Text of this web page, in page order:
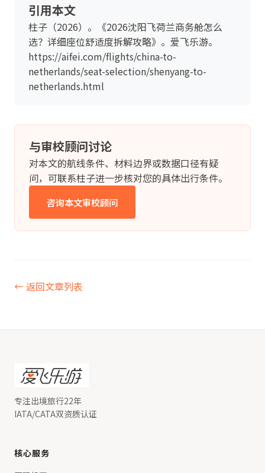
引用本文
柱子（2026）。《2026沈阳飞荷兰商务舱怎么
选？详细座位舒适度拆解攻略》。爱飞乐游。
https://aifei.com/flights/china-to-
netherlands/seat-selection/shenyang-to-
netherlands.html
与审校顾问讨论
对本文的航线条件、材料边界或数据口径有疑
问，可联系柱子进一步核对您的具体出行条件。
咨询本文审校顾问
← 返回文章列表
专注出境旅行22年
IATA/CATA双资质认证
核心服务